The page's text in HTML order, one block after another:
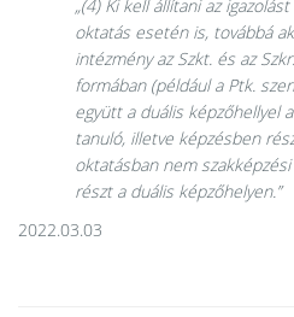
„(4) Ki kell állítani az
oktatás esetén is, továbbá
intézmény az Szkt. és az
formában (például a Ptk.
együtt a duális képzőhellyel
tanuló, illetve képzésben
oktatásban nem
részt a duális képzőhelyen.”
2022.03.03